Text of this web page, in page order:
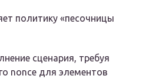
политику «песочницы
сценария, требуя
nonce для элементов